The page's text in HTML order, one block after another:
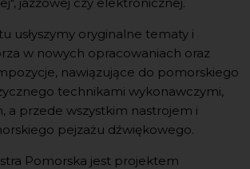
usłyszymy oryginalne tematy i
w nowych opracowaniach oraz
nawiązujące do pomorskiego
technikami wykonawczymi,
a przede wszystkim nastrojem i
pejzażu dźwiękowego.
Pomorska jest projektem